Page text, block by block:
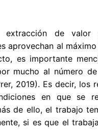
de valor
aprovechan al
es importante
mucho al número
2019). Es decir, los
en que se
de ello, el trabajo
si es que el